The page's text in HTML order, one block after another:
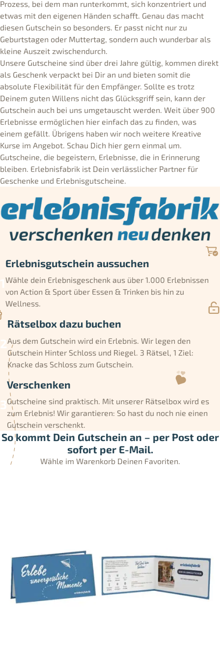
Prozess, bei dem man runterkommt, sich konzentriert und
etwas mit den eigenen Händen schafft. Genau das macht
diesen Gutschein so besonders. Er passt nicht nur zu
Geburtstagen oder Muttertag, sondern auch wunderbar als
kleine Auszeit zwischendurch.
Unsere Gutscheine sind über drei Jahre gültig, kommen direkt
als Geschenk verpackt bei Dir an und bieten somit die
absolute Flexibilität für den Empfänger. Sollte es trotz
Deinem guten Willens nicht das Glücksgriff sein, kann der
Gutschein auch bei uns umgetauscht werden. Weit über 900
Erlebnisse ermöglichen hier einfach das zu finden, was
einem gefällt. Übrigens haben wir noch weitere Kreative
Kurse im Angebot. Schau Dich hier gern einmal um.
Gutscheine, die begeistern, Erlebnisse, die in Erinnerung
bleiben. Erlebnisfabrik ist Dein verlässlicher Partner für
Geschenke und Erlebnisgutscheine.
Erlebnisgutschein aussuchen
Wähle dein Erlebnisgeschenk aus über 1.000 Erlebnissen
von Action & Sport über Essen & Trinken bis hin zu
Wellness.
Rätselbox dazu buchen
Aus dem Gutschein wird ein Erlebnis. Wir legen den
Gutschein Hinter Schloss und Riegel. 3 Rätsel, 1 Ziel:
Knacke das Schloss zum Gutschein.
Verschenken
Gutscheine sind praktisch. Mit unserer Rätselbox wird es
zum Erlebnis! Wir garantieren: So hast du noch nie einen
Gutschein verschenkt.
So kommt Dein Gutschein an – per Post oder
sofort per E-Mail.
Wähle im Warenkorb Deinen Favoriten.